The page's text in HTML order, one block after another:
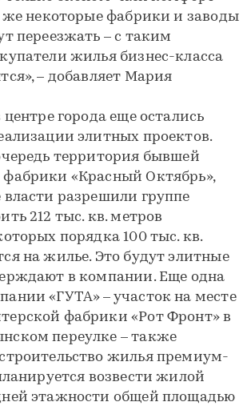
же некоторые фабрики и заводы
переезжать – с таким
жилья бизнес-класса
– добавляет Мария
города еще остались
элитных проектов.
территория бывшей
«Красный Октябрь»,
власти разрешили группе
212 тыс. кв. метров
порядка 100 тыс. кв.
на жилье. Это будут элитные
в компании. Еще одна
«ГУТА» – участок на месте
фабрики «Рот Фронт» в
переулке – также
жилья премиум-
возвести жилой
этажности общей площадью